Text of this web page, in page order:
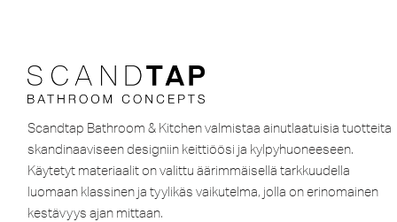
Scandtap Bathroom & Kitchen valmistaa ainutlaatuisia tuotteita
skandinaaviseen designiin keittiöösi ja kylpyhuoneeseen.
Käytetyt materiaalit on valittu äärimmäisellä tarkkuudella
luomaan klassinen ja tyylikäs vaikutelma, jolla on erinomainen
kestävyys ajan mittaan.